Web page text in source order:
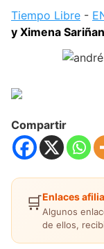
Tiempo Libre -
y Ximena
Compartir
🛒Enlaces
Algunos
de ellos,